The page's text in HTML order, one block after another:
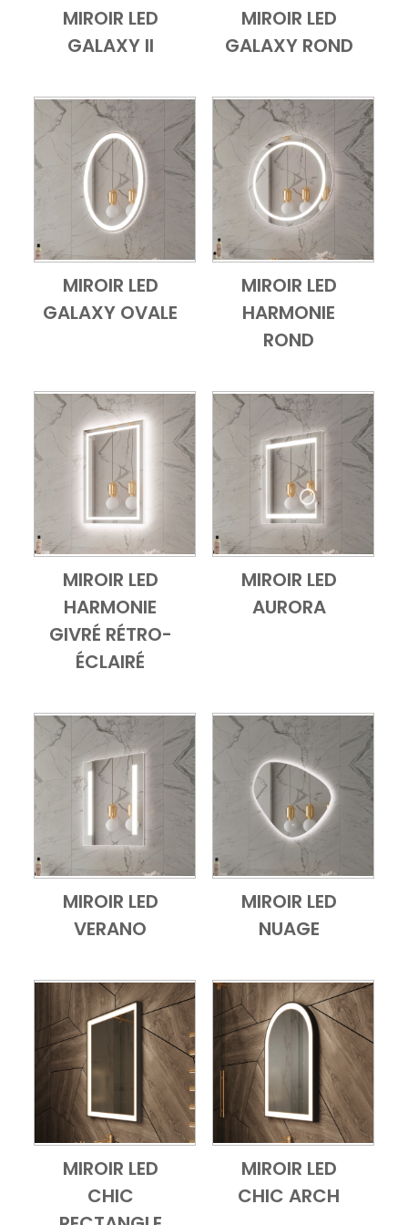
Add to CartVue d'ensemble
MIROIR LED
GALAXY II
Add to Cart
Vue
MIROIR LED
GALAXY ROND
Add to CartVue d'ensemble
MIROIR LED
GALAXY OVALE
Add to Cart
Vue
MIROIR LED
HARMONIE
ROND
Add to CartVue d'ensemble
MIROIR LED
HARMONIE
GIVRÉ RÉTRO-
ÉCLAIRÉ
Add to Cart
Vue
MIROIR LED
AURORA
Add to CartVue d'ensemble
MIROIR LED
VERANO
Add to Cart
Vue
MIROIR LED
NUAGE
Add to CartVue d'ensemble
MIROIR LED
CHIC
Add to Cart
Vue
MIROIR LED
CHIC ARCH